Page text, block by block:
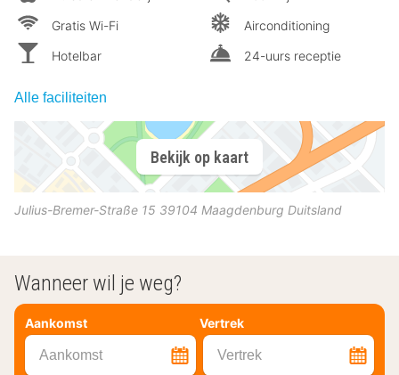
Gratis Wi-Fi
Hotelbar
Airconditioning
24-uurs receptie
Alle faciliteiten
Bekijk op kaart
Julius-Bremer-Straße 15 39104 Maagdenburg Duitsland
Wanneer wil je weg?
Aankomst Vertrek
Aankomst Vertrek